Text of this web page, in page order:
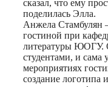
сказал, что ему
поделилась Элла.
Анжела Стамбулян
гостиной при
литературы ЮОГУ.
студентами, и сама
мероприятиях
создание логотипа